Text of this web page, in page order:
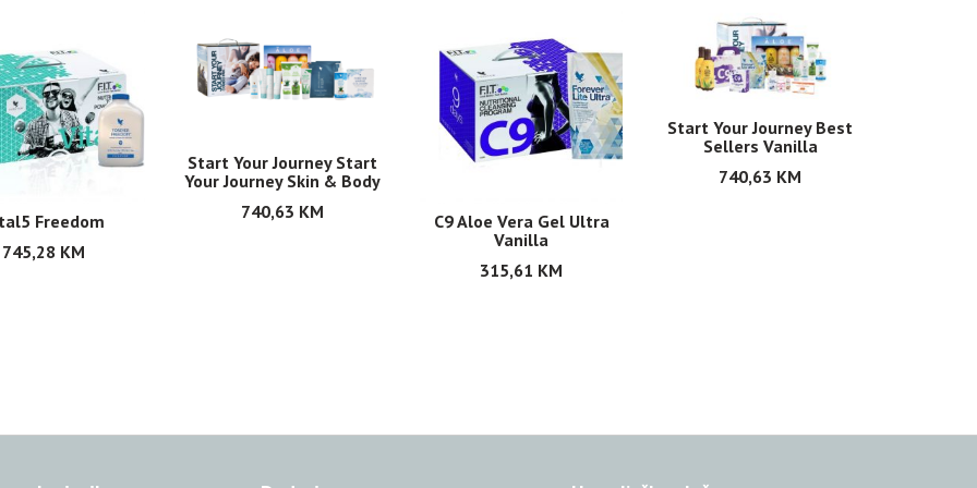
Freedom
745,28 KM
Start Your Journey Start
Your Journey Skin & Body
740,63 KM
C9 Aloe Vera Gel Ultra
Vanilla
315,61 KM
Start Your Journey Best
Sellers Vanilla
740,63 KM